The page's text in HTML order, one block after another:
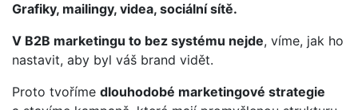
Grafiky, mailingy, videa, sociální sítě.
V B2B marketingu to bez systému nejde, víme, jak ho
nastavit, aby byl váš brand vidět.
Proto tvoříme dlouhodobé marketingové strategie